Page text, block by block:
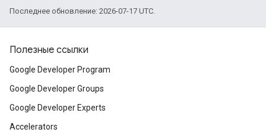
Последнее обновление: 2026-07-17 UTC.
Полезные ссылки
Google Developer Program
Google Developer Groups
Google Developer Experts
Accelerators